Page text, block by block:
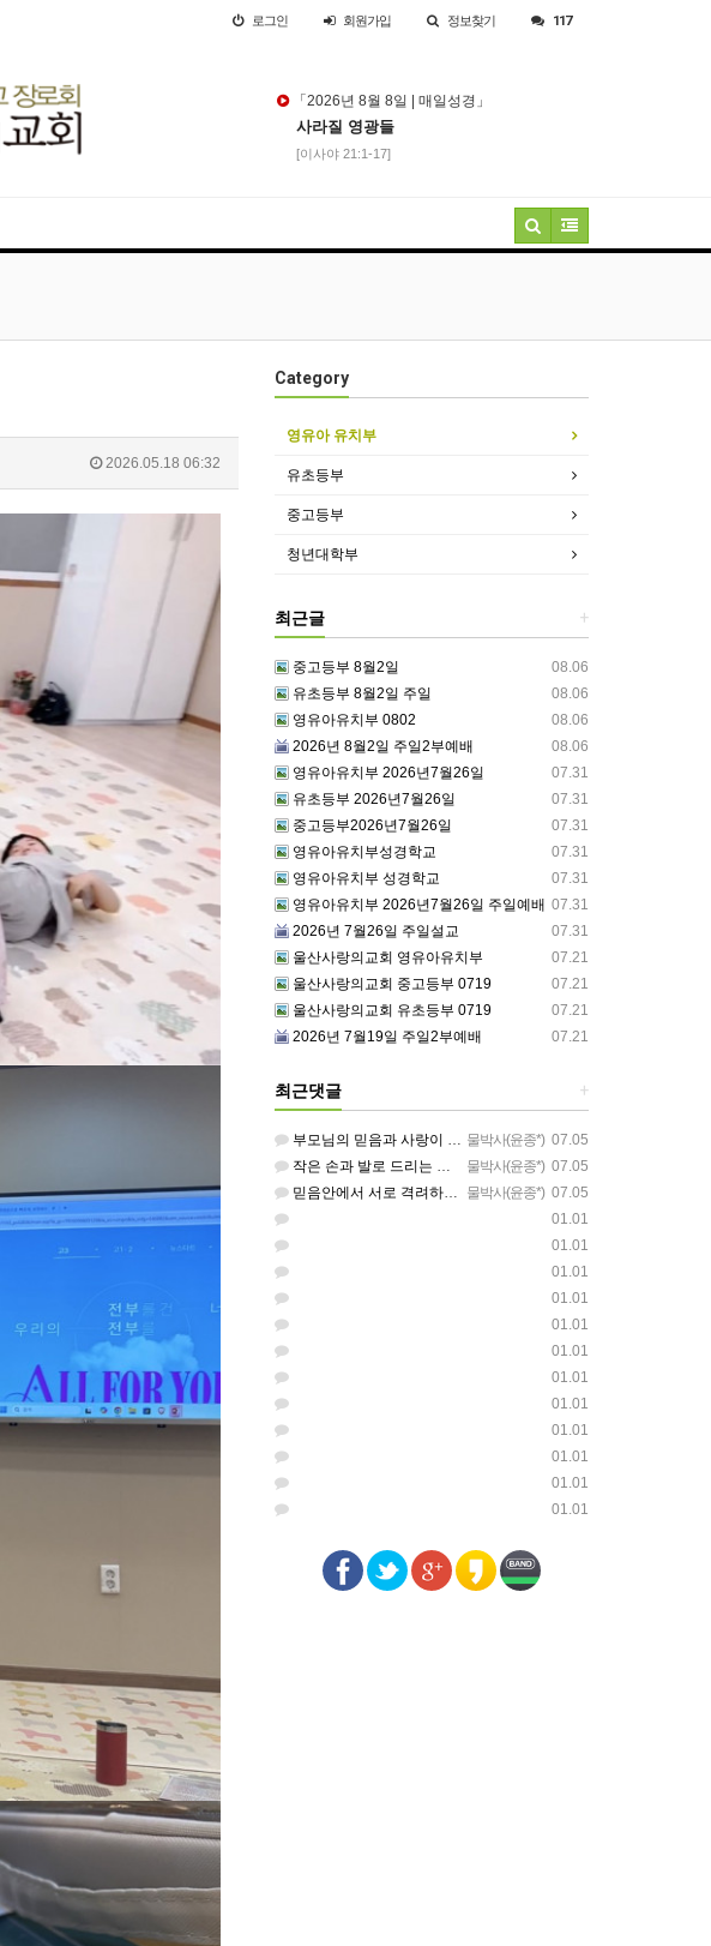
로그인 회원가입 정보찾기 117
「2026년 8월 8일 | 매일성경」
사라질 영광들
[이사야 21:1-17]
2026.05.18 06:32
Category
영유아 유치부
유초등부
중고등부
청년대학부
+
최근글
08.06
중고등부 8월2일
08.06
유초등부 8월2일 주일
08.06
영유아유치부 0802
08.06
2026년 8월2일 주일2부예배
07.31
영유아유치부 2026년7월26일
07.31
유초등부 2026년7월26일
07.31
중고등부2026년7월26일
07.31
영유아유치부성경학교
07.31
영유아유치부 성경학교
07.31
영유아유치부 2026년7월26일 주일예배
07.31
2026년 7월26일 주일설교
07.21
울산사랑의교회 영유아유치부
07.21
울산사랑의교회 중고등부 0719
07.21
울산사랑의교회 유초등부 0719
07.21
2026년 7월19일 주일2부예배
+
최근댓글
물박사(윤종*) 07.05
부모님의 믿음과 사랑이 아이들에게 아름답게 이어지길 축복합니다
물박사(윤종*) 07.05
작은 손과 발로 드리는 찬양이 참 아름답습니다 하나님의 사랑이 늘 함께하길 기도합니다
물박사(윤종*) 07.05
믿음안에서 서로 격려하며 아름답게 성장하는 중고등부가 되길 응원합니다
01.01
01.01
01.01
01.01
01.01
01.01
01.01
01.01
01.01
01.01
01.01
01.01